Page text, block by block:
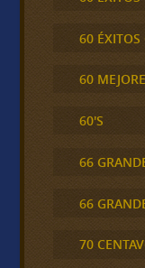
60 ÉXITOS
60
60'S
66
66
70